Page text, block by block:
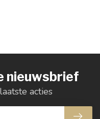
nieuwsbrief
acties